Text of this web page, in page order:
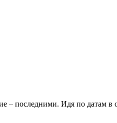
– последними. Идя по датам в